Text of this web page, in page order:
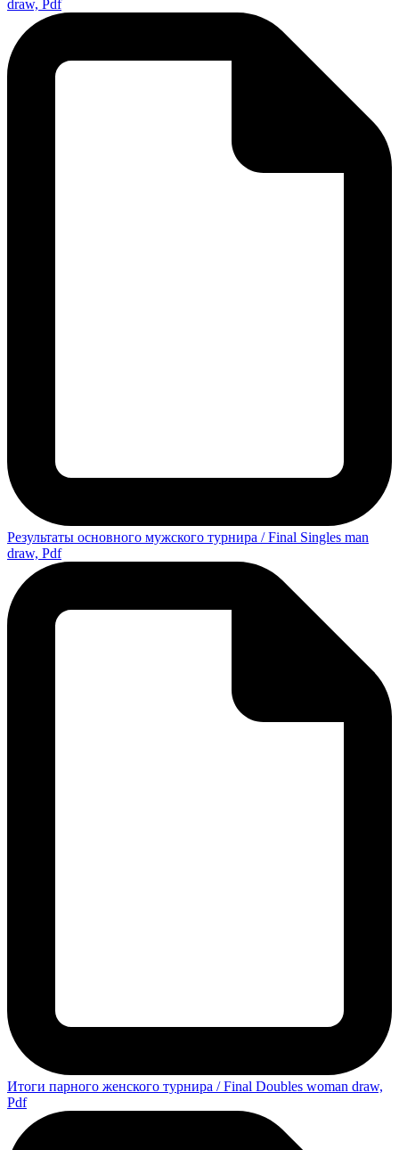
draw, Pdf
Результаты основного мужского турнира / Final Singles man
draw, Pdf
Итоги парного женского турнира / Final Doubles woman draw,
Pdf